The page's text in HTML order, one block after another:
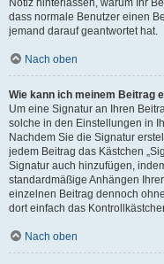
Notiz hinterlassen, warum Ihr
dass normale Benutzer einen
jemand darauf geantwortet hat.
Nach oben
Wie kann ich meinem Beitrag
Um eine Signatur an Ihren
solche in den Einstellungen in
Nachdem Sie die Signatur
jedem Beitrag das Kästchen
Signatur auch hinzufügen,
standardmäßige Anhängen
einzelnen Beitrag dennoch
dort einfach das
Nach oben